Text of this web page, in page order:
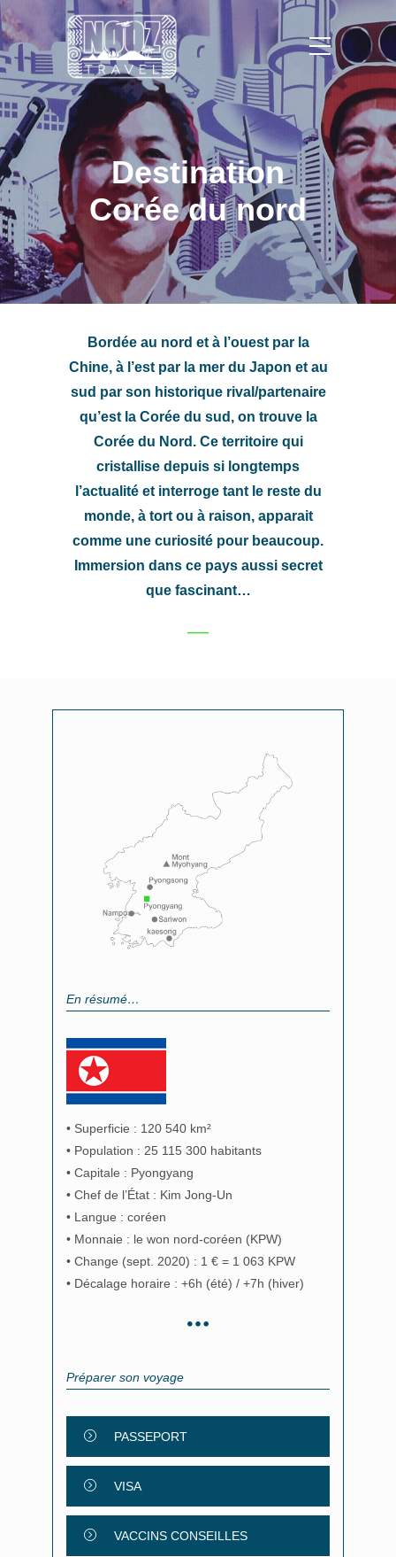
Destination
Corée du nord
Bordée au nord et à l’ouest par la
Chine, à l’est par la mer du Japon et au
sud par son historique rival/partenaire
qu’est la Corée du sud, on trouve la
Corée du Nord. Ce territoire qui
cristallise depuis si longtemps
l’actualité et interroge tant le reste du
monde, à tort ou à raison, apparait
comme une curiosité pour beaucoup.
Immersion dans ce pays aussi secret
que fascinant…
En résumé…
• Superficie : 120 540 km²
• Population : 25 115 300 habitants
• Capitale : Pyongyang
• Chef de l’État : Kim Jong-Un
• Langue : coréen
• Monnaie : le won nord-coréen (KPW)
• Change (sept. 2020) : 1 € = 1 063 KPW
• Décalage horaire : +6h (été) / +7h (hiver)
Préparer son voyage
PASSEPORT
VISA
VACCINS CONSEILLES